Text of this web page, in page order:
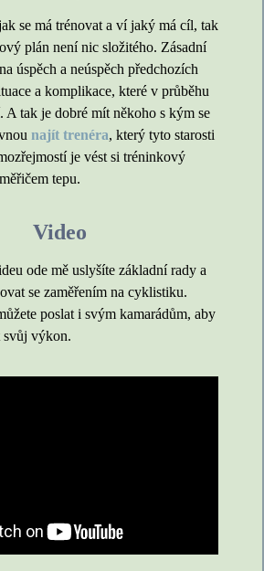
se má trénovat a ví jaký má cíl, tak
plán není nic složitého. Zásadní
úspěch a neúspěch předchozích
a komplikace, které v průběhu
A tak je dobré mít někoho s kým se
najít trenéra, který tyto starosti
je vést si tréninkový
tepu.
Video
ode mě uslyšíte základní rady a
se zaměřením na cyklistiku.
poslat i svým kamarádům, aby
svůj výkon.